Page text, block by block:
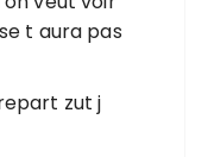
t aura pas
zut j